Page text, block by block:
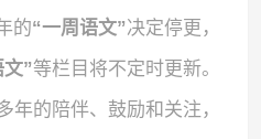
的“一周语文”决定停更，
”等栏目将不定时更新。
年的陪伴、鼓励和关注，